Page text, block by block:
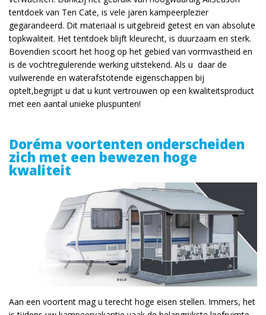
tentdoek van Ten Cate, is vele jaren kampeerplezier
gegarandeerd. Dit materiaal is uitgebreid getest en van absolute
topkwaliteit. Het tentdoek blijft kleurecht, is duurzaam en sterk.
Bovendien scoort het hoog op het gebied van vormvastheid en
is de vochtregulerende werking uitstekend. Als u daar de
vuilwerende en waterafstotende eigenschappen bij
optelt,begrijpt u dat u kunt vertrouwen op een kwaliteitsproduct
met een aantal unieke pluspunten!
Doréma voortenten onderscheiden
zich met een bewezen hoge
kwaliteit
Aan een voortent mag u terecht hoge eisen stellen. Immers, het